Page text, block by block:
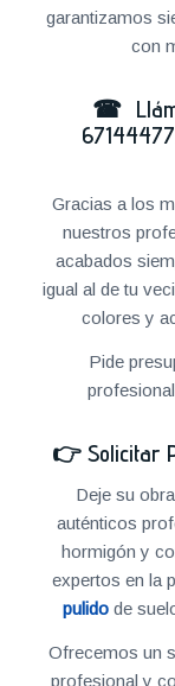
garantizamos
con
☎
Gracias a los
nuestros
acabados
igual al de tu
colores y
Pide
👉 Solicitar
Deje su
auténticos
hormigón y
expertos en la
pulido de
Ofrecemos un
profesional y